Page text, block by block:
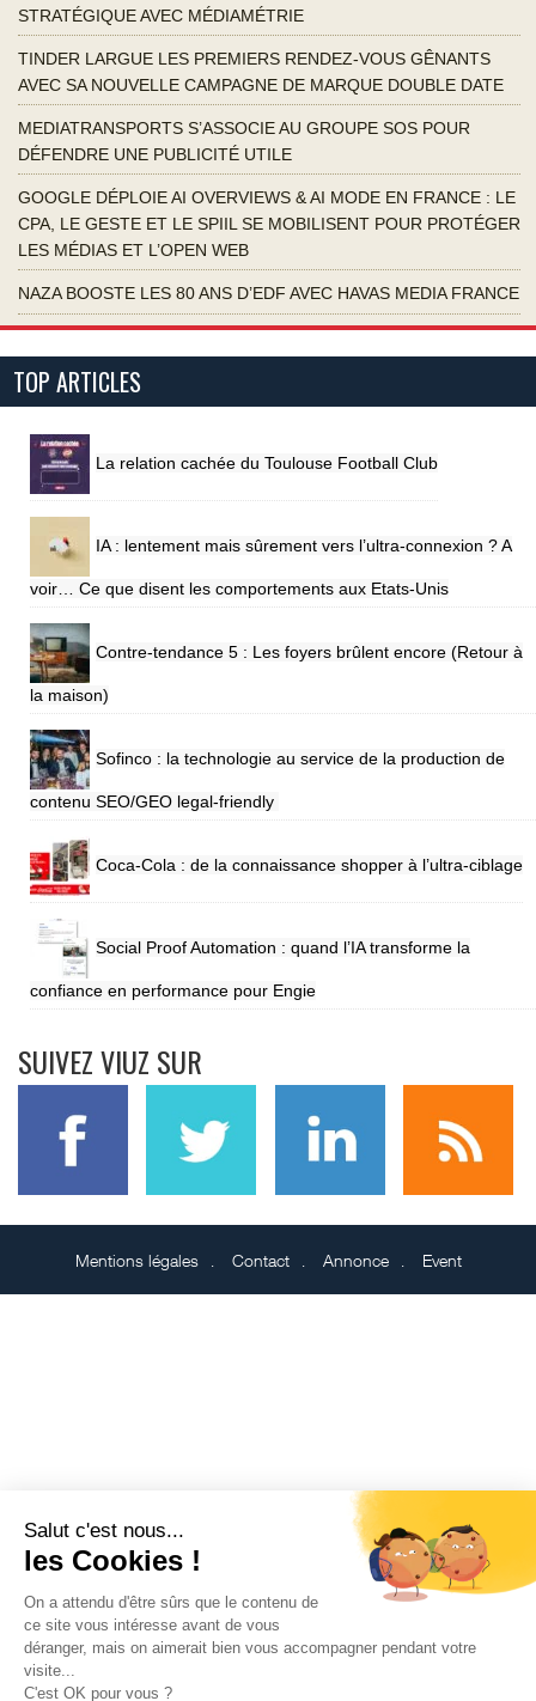
Salut c'est nous...
les Cookies !
On a attendu d'être sûrs que le contenu de
ce site vous intéresse avant de vous
déranger, mais on aimerait bien vous accompagner pendant votre
visite...
C'est OK pour vous ?
STRATÉGIQUE AVEC MÉDIAMÉTRIE
TINDER LARGUE LES PREMIERS RENDEZ-VOUS GÊNANTS
AVEC SA NOUVELLE CAMPAGNE DE MARQUE DOUBLE DATE
MEDIATRANSPORTS S’ASSOCIE AU GROUPE SOS POUR
DÉFENDRE UNE PUBLICITÉ UTILE
GOOGLE DÉPLOIE AI OVERVIEWS & AI MODE EN FRANCE : LE
CPA, LE GESTE ET LE SPIIL SE MOBILISENT POUR PROTÉGER
LES MÉDIAS ET L’OPEN WEB
NAZA BOOSTE LES 80 ANS D’EDF AVEC HAVAS MEDIA FRANCE
TOP ARTICLES
La relation cachée du Toulouse Football Club
IA : lentement mais sûrement vers l’ultra-connexion ? A
voir… Ce que disent les comportements aux Etats-Unis
Contre-tendance 5 : Les foyers brûlent encore (Retour à
la maison)
Sofinco : la technologie au service de la production de
contenu SEO/GEO legal-friendly
Coca-Cola : de la connaissance shopper à l’ultra-ciblage
Social Proof Automation : quand l’IA transforme la
confiance en performance pour Engie
SUIVEZ VIUZ SUR
Mentions légales Contact Annonce Event